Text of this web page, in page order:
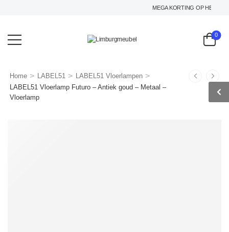
MEGA KORTING OP HET
0
Home > LABEL51 > LABEL51 Vloerlampen >
LABEL51 Vloerlamp Futuro – Antiek goud – Metaal –
Vloerlamp